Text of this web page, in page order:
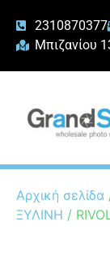
2310870377
Μπιζανίου
Αρχική σελίδα
ΞΥΛΙΝΗ /